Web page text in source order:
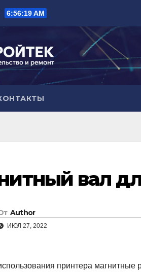
6:56:19 AM
вал
Author
ИЮЛ 27, 2022
принтера магнитные